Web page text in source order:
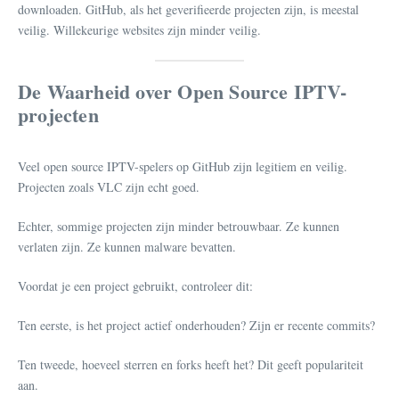
downloaden. GitHub, als het geverifieerde projecten zijn, is meestal
veilig. Willekeurige websites zijn minder veilig.
De Waarheid over Open Source IPTV-
projecten
Veel open source IPTV-spelers op GitHub zijn legitiem en veilig.
Projecten zoals VLC zijn echt goed.
Echter, sommige projecten zijn minder betrouwbaar. Ze kunnen
verlaten zijn. Ze kunnen malware bevatten.
Voordat je een project gebruikt, controleer dit:
Ten eerste, is het project actief onderhouden? Zijn er recente commits?
Ten tweede, hoeveel sterren en forks heeft het? Dit geeft populariteit
aan.